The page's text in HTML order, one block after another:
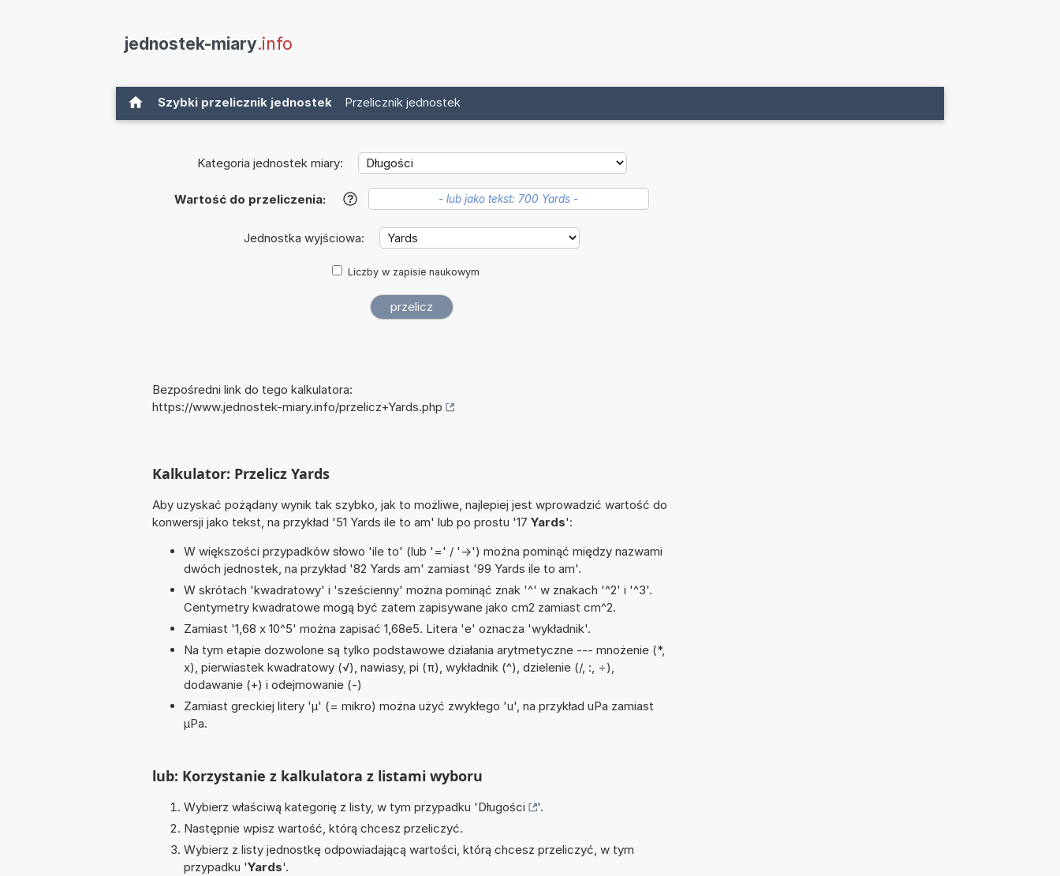
jednostek-miary.info
Szybki przelicznik jednostek Przelicznik jednostek
Kategoria jednostek miary:
Wartość do przeliczenia: ?
Jednostka wyjściowa:
Liczby w zapisie naukowym
Bezpośredni link do tego kalkulatora:
https://www.jednostek-miary.info/przelicz+Yards.php
Kalkulator: Przelicz Yards
Aby uzyskać pożądany wynik tak szybko, jak to możliwe, najlepiej jest wprowadzić wartość do
konwersji jako tekst, na przykład '51 Yards ile to am' lub po prostu '17 Yards':
W większości przypadków słowo 'ile to' (lub '=' / '->') można pominąć między nazwami
dwóch jednostek, na przykład '82 Yards am' zamiast '99 Yards ile to am'.
W skrótach 'kwadratowy' i 'sześcienny' można pominąć znak '^' w znakach '^2' i '^3'.
Centymetry kwadratowe mogą być zatem zapisywane jako cm2 zamiast cm^2.
Zamiast '1,68 x 10^5' można zapisać 1,68e5. Litera 'e' oznacza 'wykładnik'.
Na tym etapie dozwolone są tylko podstawowe działania arytmetyczne --- mnożenie (*,
x), pierwiastek kwadratowy (√), nawiasy, pi (π), wykładnik (^), dzielenie (/, :, ÷),
dodawanie (+) i odejmowanie (-)
Zamiast greckiej litery 'µ' (= mikro) można użyć zwykłego 'u', na przykład uPa zamiast
µPa.
lub: Korzystanie z kalkulatora z listami wyboru
Wybierz właściwą kategorię z listy, w tym przypadku 'Długości
'.
Następnie wpisz wartość, którą chcesz przeliczyć.
Wybierz z listy jednostkę odpowiadającą wartości, którą chcesz przeliczyć, w tym
przypadku 'Yards'.